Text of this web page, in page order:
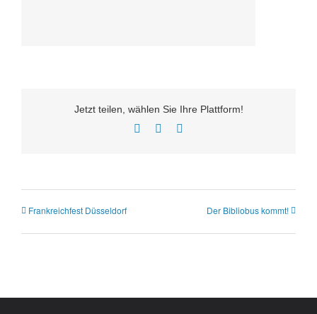
Jetzt teilen, wählen Sie Ihre Plattform!
Facebook
Twitter
Frankreichfest Düsseldorf Der Bibliobus kommt!